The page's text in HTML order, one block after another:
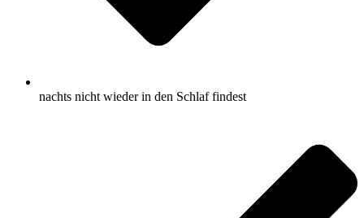
nachts nicht wieder in den Schlaf findest